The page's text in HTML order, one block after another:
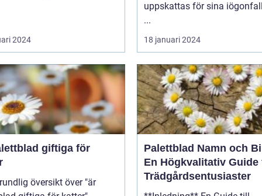
2024
uppskattas för sina
...
18 januari 2024
giftiga för
Palettblad Namn och
En Högkvalitativ Guide
Trädgårdsentusiaster